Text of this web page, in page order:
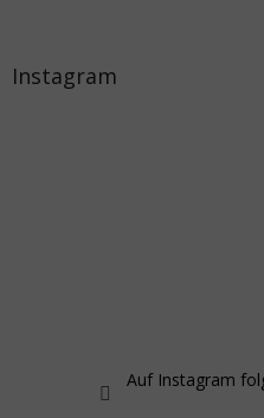
Instagram
Auf Instagram